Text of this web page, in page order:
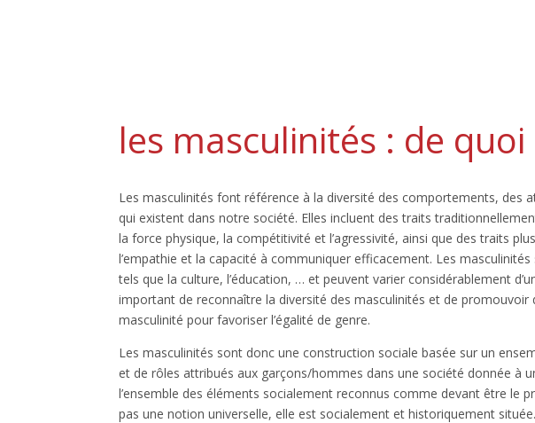
les masculinités : de quoi
Les masculinités font référence à la diversité des comportements, des
qui existent dans notre société. Elles incluent des traits
la force physique, la compétitivité et l’agressivité, ainsi que des traits
l’empathie et la capacité à communiquer efficacement. Les
tels que la culture, l’éducation, … et peuvent varier considérablement
important de reconnaître la diversité des masculinités et de
masculinité pour favoriser l’égalité de genre.
Les masculinités sont donc une construction sociale basée sur un
et de rôles attribués aux garçons/hommes dans une société donnée à
l’ensemble des éléments socialement reconnus comme devant être le
pas une notion universelle, elle est socialement et historiquement